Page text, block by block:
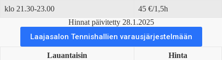
klo 21.30-23.00
45 €/1,5h
Hinnat päivitetty 28.1.2025
Laajasalon Tennishallien varausjärjestelmään
Lauantaisin Hinta